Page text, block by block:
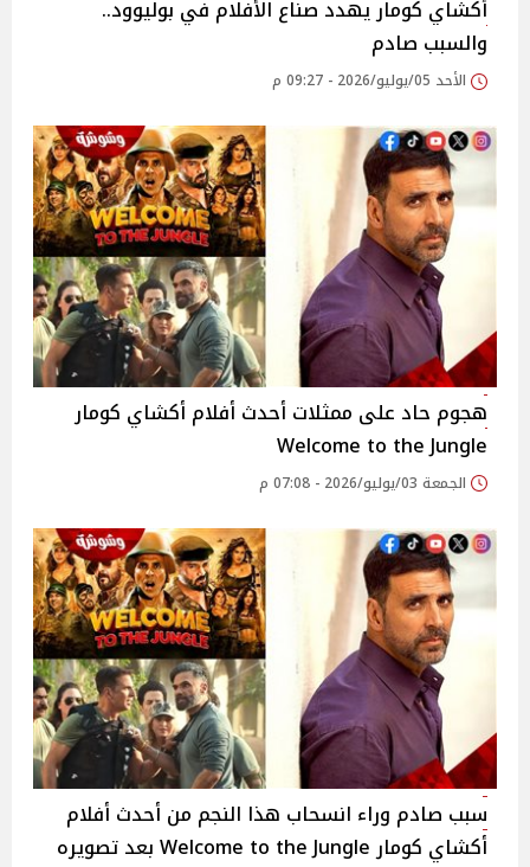
أكشاي كومار يهدد صناع الأفلام في بوليوود..
والسبب صادم
الأحد 05/يوليو/2026 - 09:27 م
هجوم حاد على ممثلات أحدث أفلام أكشاي كومار
Welcome to the Jungle
الجمعة 03/يوليو/2026 - 07:08 م
سبب صادم وراء انسحاب هذا النجم من أحدث أفلام
أكشاي كومار Welcome to the Jungle بعد تصويره